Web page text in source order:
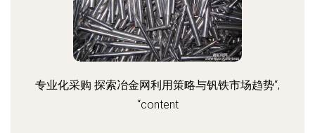
专业化采购 探索冶金网利用策略与钒铁市场趋势“,
“content